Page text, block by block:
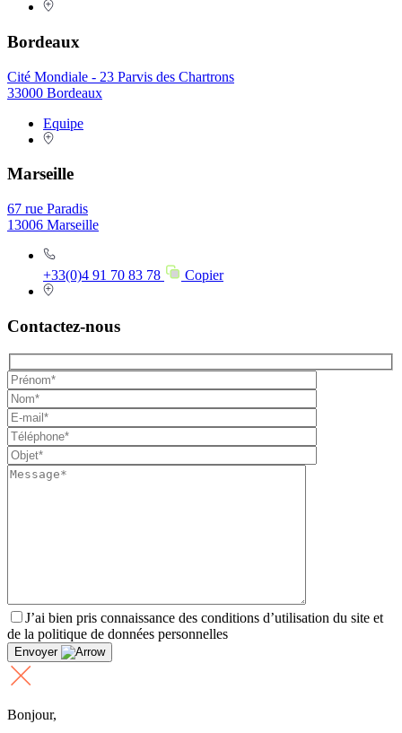
Bordeaux
Cité Mondiale - 23 Parvis des Chartrons
33000 Bordeaux
Equipe
Marseille
67 rue Paradis
13006 Marseille
+33(0)4 91 70 83 78 Copier
Contactez-nous
J’ai bien pris connaissance des conditions d’utilisation du site et
de la politique de données personnelles
Envoyer
Bonjour,